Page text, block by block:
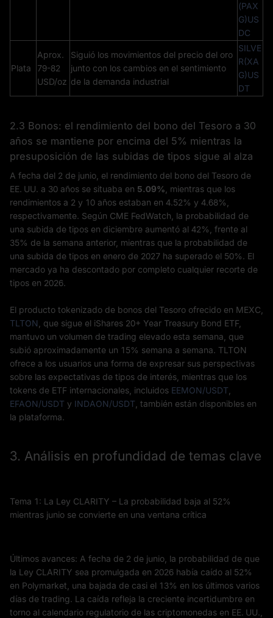
(PAX
G)US
DC
Plata
Aprox.
79-82
USD/oz
Siguió los movimientos del precio del oro
junto con los cambios en el sentimiento
de la demanda industrial
SILVE
R(XA
G)US
DT
2.3 Bonos: el rendimiento del bono del Tesoro a 30
años se mantiene por encima del 5% mientras la
presuposición de las subidas de tipos sigue al alza
A fecha del 2 de junio, el rendimiento del bono del Tesoro de
EE. UU. a 30 años se situaba en 5.09% , mientras que los
rendimientos a 2 y 10 años estaban en 4.52% y 4.68%,
respectivamente. Según CME FedWatch, la probabilidad de
una subida de tipos en diciembre aumentó al 42%, frente al
35% de la semana anterior, mientras que la probabilidad de
una subida de tipos en enero de 2027 ha superado el 50%. El
mercado ya ha descontado por completo cualquier recorte de
tipos en 2026.
El producto tokenizado de bonos del Tesoro ofrecido en MEXC,
TLTON
, que sigue el iShares 20+ Year Treasury Bond ETF,
mantuvo un volumen de trading elevado esta semana, que
subió aproximadamente un 15% semana a semana. TLTON
ofrece a los usuarios una forma de expresar sus perspectivas
sobre las expectativas de tipos de interés, mientras que los
tokens de ETF internacionales, incluidos EEMON/USDT
EFAON/USDT y INDAON/USDT , también están disponibles en
la plataforma.
3. Análisis en profundidad de temas clave
Tema 1: La Ley CLARITY – La probabilidad baja al 52%
mientras junio se convierte en una ventana crítica
Últimos avances: A fecha de 2 de junio, la probabilidad de que
la Ley CLARITY sea promulgada en 2026 había caído al 52%
en Polymarket, una bajada de casi el 13% en los últimos varios
días de trading. La caída refleja la creciente incertidumbre en
torno al calendario regulatorio de las criptomonedas en EE. UU.,